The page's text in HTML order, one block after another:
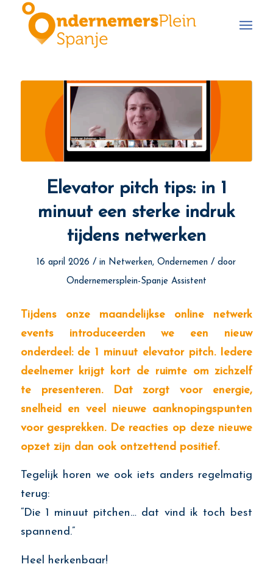
Elevator pitch tips: in 1
minuut een sterke indruk
tijdens netwerken
16 april 2026 / in Netwerken,Ondernemen / door
Ondernemersplein-Spanje Assistent
Tijdens onze maandelijkse online netwerk
events introduceerden we een nieuw
onderdeel: de 1 minuut elevator pitch. Iedere
deelnemer krijgt kort de ruimte om zichzelf
te presenteren. Dat zorgt voor energie,
snelheid en veel nieuwe aanknopingspunten
voor gesprekken. De reacties op deze nieuwe
opzet zijn dan ook ontzettend positief.
Tegelijk horen we ook iets anders regelmatig
terug:
“Die 1 minuut pitchen… dat vind ik toch best
spannend.”
Heel herkenbaar!